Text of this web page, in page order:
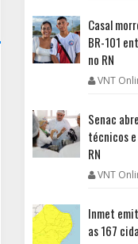
Casal
BR-101
no RN
VNT
Senac
técnicos
RN
VNT
Inmet
as 167